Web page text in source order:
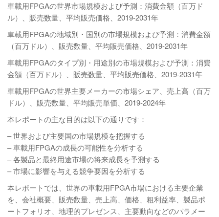
車載用FPGAの世界市場規模および予測：消費金額（百万ド
ル）、販売数量、平均販売価格、2019-2031年
車載用FPGAの地域別・国別の市場規模および予測：消費金額
（百万ドル）、販売数量、平均販売価格、2019-2031年
車載用FPGAのタイプ別・用途別の市場規模および予測：消費
金額（百万ドル）、販売数量、平均販売価格、2019-2031年
車載用FPGAの世界主要メーカーの市場シェア、売上高（百万
ドル）、販売数量、平均販売単価、2019-2024年
本レポートの主な目的は以下の通りです：
– 世界および主要国の市場規模を把握する
– 車載用FPGAの成長の可能性を分析する
– 各製品と最終用途市場の将来成長を予測する
– 市場に影響を与える競争要因を分析する
本レポートでは、世界の車載用FPGA市場における主要企業
を、会社概要、販売数量、売上高、価格、粗利益率、製品ポ
ートフォリオ、地理的プレゼンス、主要動向などのパラメー